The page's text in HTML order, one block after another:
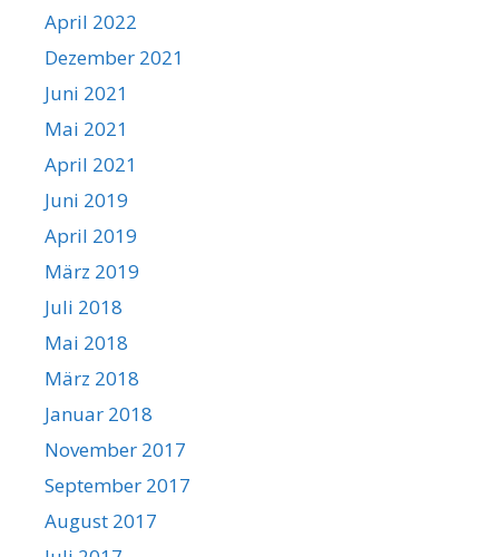
April 2022
Dezember 2021
Juni 2021
Mai 2021
April 2021
Juni 2019
April 2019
März 2019
Juli 2018
Mai 2018
März 2018
Januar 2018
November 2017
September 2017
August 2017